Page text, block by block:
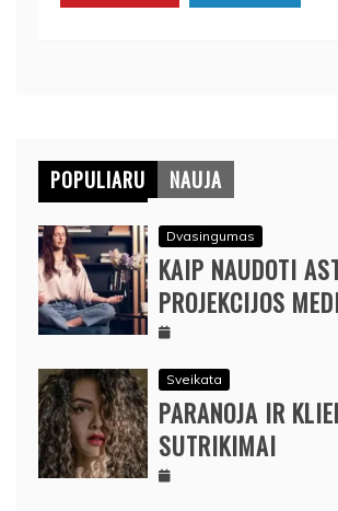
POPULIARU NAUJA
Dvasingumas
KAIP NAUDOTI
PROJEKCIJOS
Sveikata
PARANOJA IR
SUTRIKIMAI